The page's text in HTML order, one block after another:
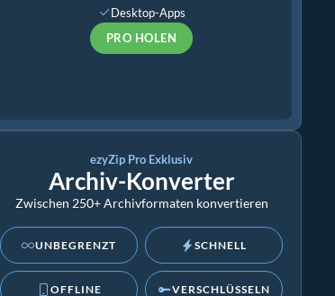
Desktop-Apps
PRO HOLEN
ezyZip Pro Exklusiv
Archiv-Konverter
Zwischen 250+ Archivformaten konvertieren
UNBEGRENZT SCHNELL
OFFLINE VERSCHLÜSSELN